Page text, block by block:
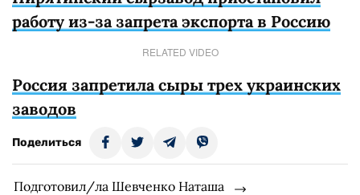
работу из-за запрета экспорта в Россию
RELATED VIDEO
Россия запретила сыры трех украинских
заводов
Поделиться
Подготовил/ла Шевченко Наташа